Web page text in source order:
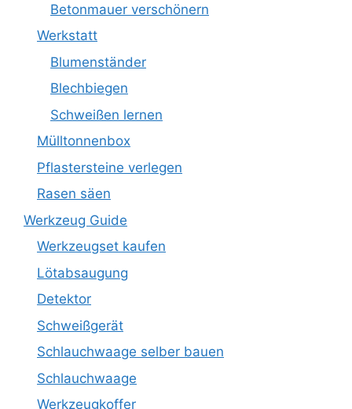
Betonmauer verschönern
Werkstatt
Blumenständer
Blechbiegen
Schweißen lernen
Mülltonnenbox
Pflastersteine verlegen
Rasen säen
Werkzeug Guide
Werkzeugset kaufen
Lötabsaugung
Detektor
Schweißgerät
Schlauchwaage selber bauen
Schlauchwaage
Werkzeugkoffer